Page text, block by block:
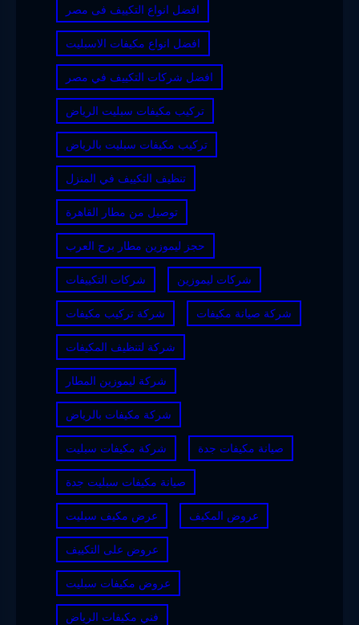
افضل انواع التكييف فى مصر
افضل انواع مكيفات الاسبليت
افضل شركات التكييف في مصر
تركيب مكيفات سبليت الرياض
تركيب مكيفات سبليت بالرياض
تنظيف التكييف في المنزل
توصيل من مطار القاهرة
حجز ليموزين مطار برج العرب
شركات التكييفات شركات ليموزين
شركة تركيب مكيفات شركة صيانة مكيفات
شركة لتنظيف المكيفات
شركة ليموزين المطار
شركة مكيفات بالرياض
شركة مكيفات سبليت صيانة مكيفات جدة
صيانة مكيفات سبليت جدة
عرض مكيف سبليت عروض المكيف
عروض على التكييف
عروض مكيفات سبليت
فني مكيفات الرياض